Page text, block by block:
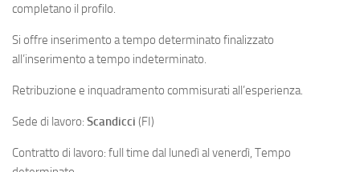
completano il profilo.
Si offre inserimento a tempo determinato finalizzato
all’inserimento a tempo indeterminato.
Retribuzione e inquadramento commisurati all’esperienza.
Sede di lavoro: Scandicci (FI)
Contratto di lavoro: full time dal lunedì al venerdì, Tempo